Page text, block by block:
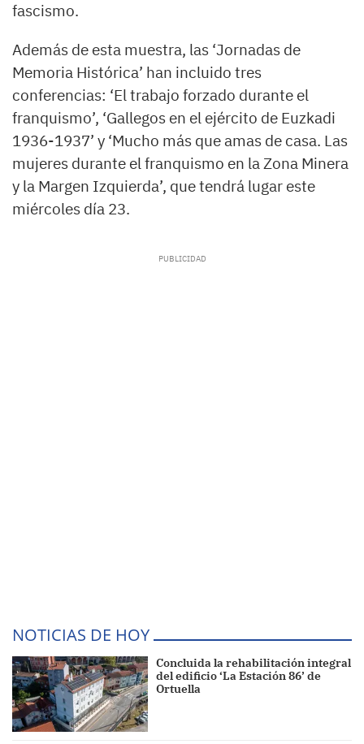
fascismo.
Además de esta muestra, las ‘Jornadas de
Memoria Histórica’ han incluido tres
conferencias: ‘El trabajo forzado durante el
franquismo’, ‘Gallegos en el ejército de Euzkadi
1936-1937’ y ‘Mucho más que amas de casa. Las
mujeres durante el franquismo en la Zona Minera
y la Margen Izquierda’, que tendrá lugar este
miércoles día 23.
NOTICIAS DE HOY
Concluida la rehabilitación integral
del edificio ‘La Estación 86’ de
Ortuella